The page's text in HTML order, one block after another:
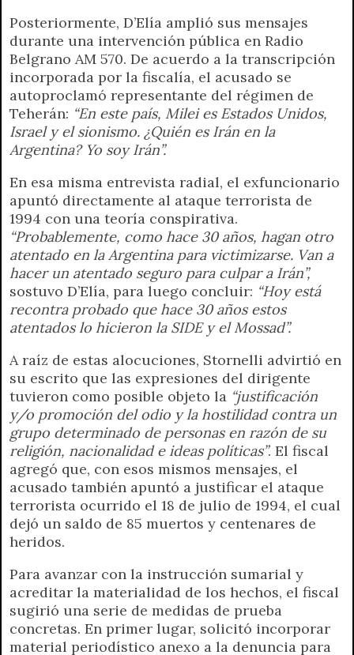
Posteriormente, D’Elía amplió sus mensajes
durante una intervención pública en Radio
Belgrano AM 570. De acuerdo a la transcripción
incorporada por la fiscalía, el acusado se
autoproclamó representante del régimen de
Teherán: “En este país, Milei es Estados Unidos,
Israel y el sionismo. ¿Quién es Irán en la
Argentina? Yo soy Irán”.
En esa misma entrevista radial, el exfuncionario
apuntó directamente al ataque terrorista de
1994 con una teoría conspirativa.
“Probablemente, como hace 30 años, hagan otro
atentado en la Argentina para victimizarse. Van a
hacer un atentado seguro para culpar a Irán”,
sostuvo D’Elía, para luego concluir: “Hoy está
recontra probado que hace 30 años estos
atentados lo hicieron la SIDE y el Mossad”.
A raíz de estas alocuciones, Stornelli advirtió en
su escrito que las expresiones del dirigente
tuvieron como posible objeto la “justificación
y/o promoción del odio y la hostilidad contra un
grupo determinado de personas en razón de su
religión, nacionalidad e ideas políticas”. El fiscal
agregó que, con esos mismos mensajes, el
acusado también apuntó a justificar el ataque
terrorista ocurrido el 18 de julio de 1994, el cual
dejó un saldo de 85 muertos y centenares de
heridos.
Para avanzar con la instrucción sumarial y
acreditar la materialidad de los hechos, el fiscal
sugirió una serie de medidas de prueba
concretas. En primer lugar, solicitó incorporar
material periodístico anexo a la denuncia para